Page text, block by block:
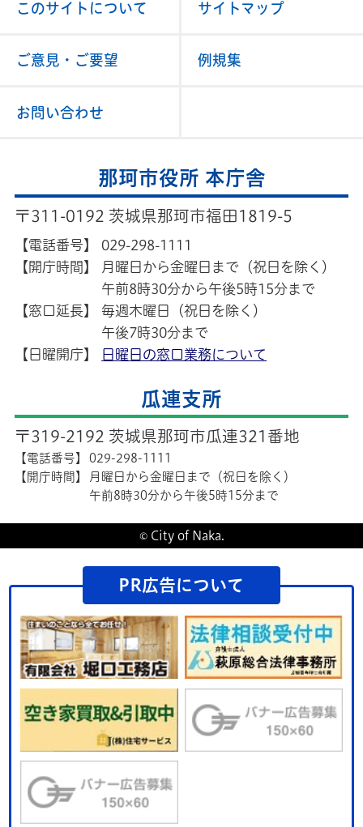
このサイトについて サイトマップ
ご意見・ご要望 例規集
お問い合わせ
那珂市役所 本庁舎
〒311-0192 茨城県那珂市福田1819-5
【電話番号】
029-298-1111
【開庁時間】
月曜日から金曜日まで（祝日を除く）
午前8時30分から午後5時15分まで
【窓口延長】
毎週木曜日（祝日を除く）
午後7時30分まで
【日曜開庁】
日曜日の窓口業務について
瓜連支所
〒319-2192 茨城県那珂市瓜連321番地
【電話番号】
029-298-1111
【開庁時間】
月曜日から金曜日まで（祝日を除く）
午前8時30分から午後5時15分まで
© City of Naka.
PR広告について